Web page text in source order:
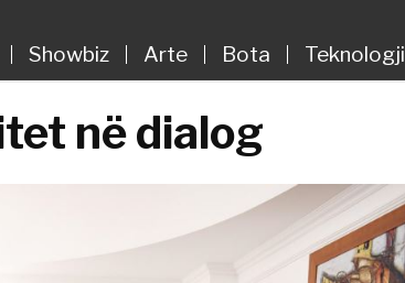
Showbiz Arte Bota Teknologji
në dialog